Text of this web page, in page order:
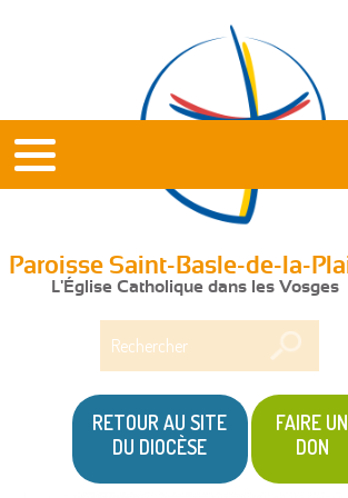
Paroisse Saint-Basle-de-la-
L'Église Catholique dans les Vosges
RETOUR AU SITE
DU DIOCÈSE
FAIRE UN
DON